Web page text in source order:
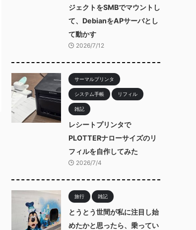
ジェクトをSMBでマウントし
て、DebianをAPサーバとし
て動かす
2026/7/12
サーマルプリンタ
システム手帳 リフィル
雑記
レシートプリンタで
PLOTTERナローサイズのリ
フィルを自作してみた
2026/7/4
旅行 雑記
とうとう世間が私に注目し始
めたかと思ったら、乗ってい